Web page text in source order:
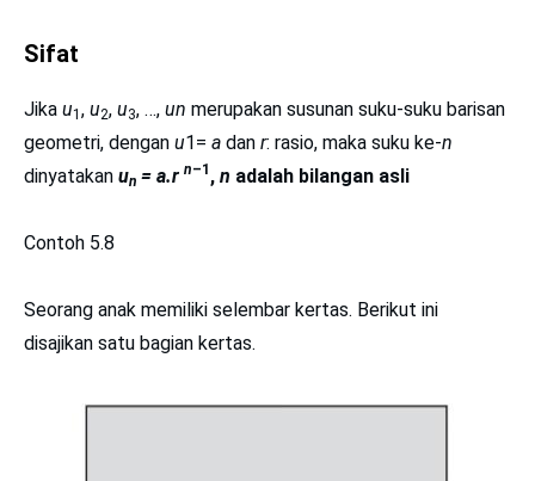
Sifat
Jika u1 , u2, u3, …, un merupakan susunan suku-suku barisan
geometri, dengan u1= a dan r: rasio, maka suku ke-n
dinyatakan un = a.r n–1 , n adalah bilangan asli
Contoh 5.8
Seorang anak memiliki selembar kertas. Berikut ini
disajikan satu bagian kertas.